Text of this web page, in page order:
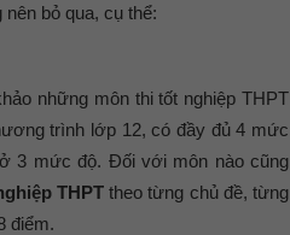
bỏ qua, cụ thể:
những môn thi tốt nghiệp THPT
trình lớp 12, có đầy đủ 4 mức
3 mức độ. Đối với môn nào cũng
THPTtheo từng chủ đề, từng
điểm.